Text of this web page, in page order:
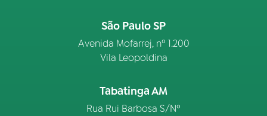
São Paulo SP
Avenida Mofarrej, nº 1.200
Vila Leopoldina
Tabatinga AM
Rua Rui Barbosa S/Nº